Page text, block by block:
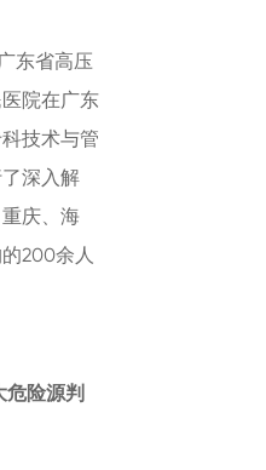
东省高压
院在广东
技术与管
深入解
庆、海
200余人
险源判